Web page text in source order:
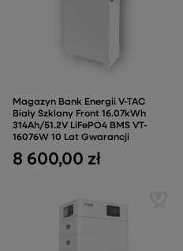
Magazyn Bank Energii V-TAC
Biały Szklany Front 16.07kWh
314Ah/51.2V LiFePO4 BMS VT-
16076W 10 Lat Gwarancji
8 600,00 zł